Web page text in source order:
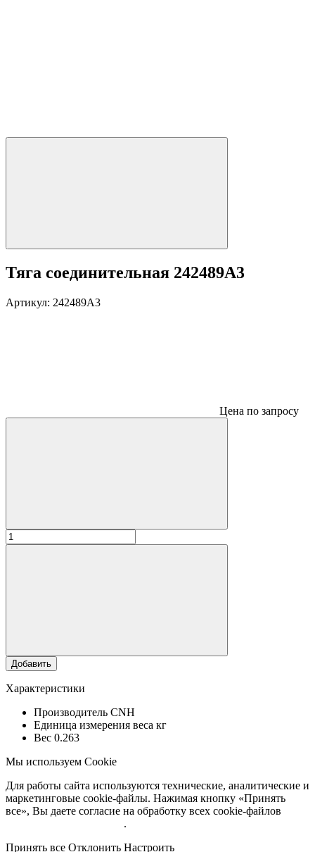
Тяга соединительная 242489A3
Артикул: 242489A3
Цена по запросу
Добавить
Характеристики
Производитель CNH
Единица измерения веса кг
Вес 0.263
Мы используем Cookie
Для работы сайта используются технические, аналитические и
маркетинговые cookie-файлы. Нажимая кнопку «Принять
все», Вы даете согласие на обработку всех cookie-файлов
.
Принять все Отклонить Настроить